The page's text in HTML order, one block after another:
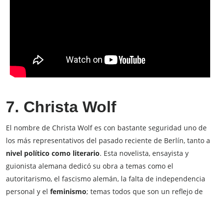
7. Christa Wolf
El nombre de Christa Wolf es con bastante seguridad uno de
los más representativos del pasado reciente de Berlín, tanto a
nivel político como literario. Esta novelista, ensayista y
guionista alemana dedicó su obra a temas como el
autoritarismo, el fascismo alemán, la falta de independencia
personal y el feminismo; temas todos que son un reflejo de